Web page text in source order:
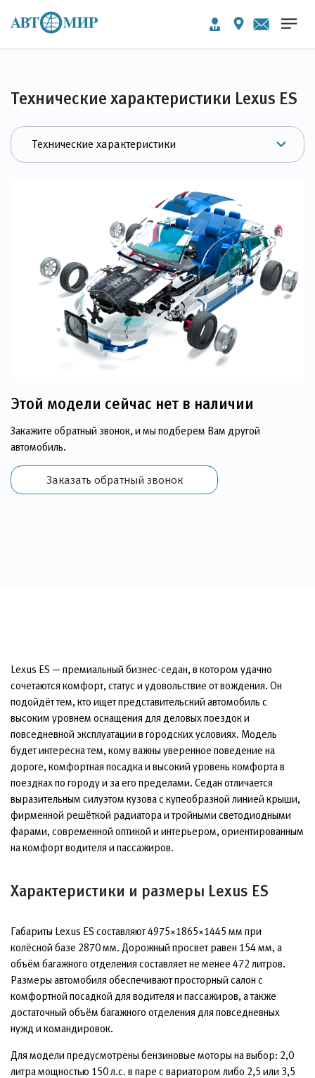
Технические характеристики Lexus ES
Этой модели сейчас нет в наличии
Закажите обратный звонок, и мы подберем Вам другой
автомобиль.
Заказать обратный звонок
Lexus ES — премиальный бизнес-седан, в котором удачно
сочетаются комфорт, статус и удовольствие от вождения. Он
подойдёт тем, кто ищет представительский автомобиль с
высоким уровнем оснащения для деловых поездок и
повседневной эксплуатации в городских условиях. Модель
будет интересна тем, кому важны уверенное поведение на
дороге, комфортная посадка и высокий уровень комфорта в
поездках по городу и за его пределами. Седан отличается
выразительным силуэтом кузова с купеобразной линией крыши,
фирменной решёткой радиатора и тройными светодиодными
фарами, современной оптикой и интерьером, ориентированным
на комфорт водителя и пассажиров.
Характеристики и размеры Lexus ES
Габариты Lexus ES составляют 4975×1865×1445 мм при
колёсной базе 2870 мм. Дорожный просвет равен 154 мм, а
объём багажного отделения составляет не менее 472 литров.
Размеры автомобиля обеспечивают просторный салон с
комфортной посадкой для водителя и пассажиров, а также
достаточный объём багажного отделения для повседневных
нужд и командировок.
Для модели предусмотрены бензиновые моторы на выбор: 2,0
литра мощностью 150 л.с. в паре с вариатором либо 2,5 или 3,5